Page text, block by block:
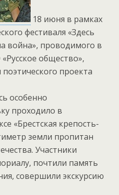
18 июня в рамках
фестиваля «Здесь
война», проводимого в
общество»,
проекта
особенно
проходило в
«Брестская крепость-
земли пропитан
Участники
почтили память
совершили экскурсию